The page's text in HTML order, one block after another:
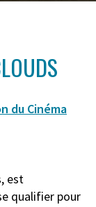
du Cinéma
est
qualifier pour